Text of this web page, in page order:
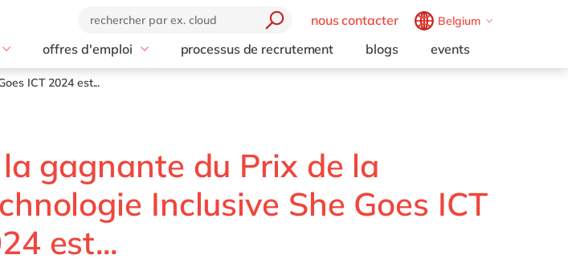
nous contacter
Belgium
Belgium
en
Brazil
pt
Germany
hu
en
India
en
#peopleofdelaware
Evènements internes
Nos bureaux
offres d'emploi
Toutes les offres
processus de recrutement blogs events
ICT 2024 est...
gagnante du Prix de la
Inclusive She Goes ICT
est...